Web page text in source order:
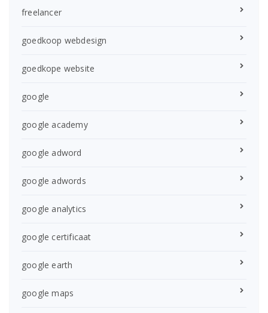
freelancer
goedkoop webdesign
goedkope website
google
google academy
google adword
google adwords
google analytics
google certificaat
google earth
google maps